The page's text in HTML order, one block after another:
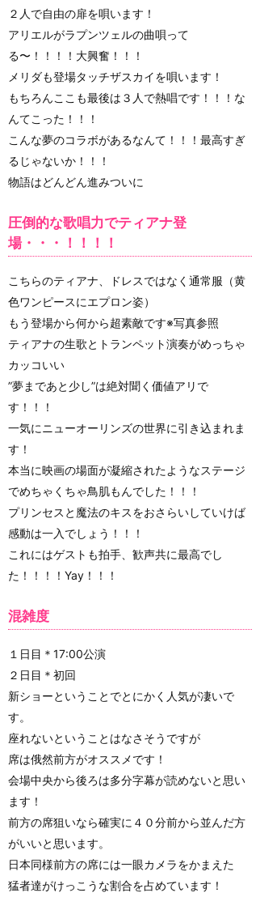
２人で自由の扉を唄います！
アリエルがラプンツェルの曲唄って
る〜！！！！大興奮！！！
メリダも登場タッチザスカイを唄います！
もちろんここも最後は３人で熱唱です！！！な
んてこった！！！
こんな夢のコラボがあるなんて！！！最高すぎ
るじゃないか！！！
物語はどんどん進みついに
圧倒的な歌唱力でティアナ登
場・・・！！！！
こちらのティアナ、ドレスではなく通常服（黄
色ワンピースにエプロン姿）
もう登場から何から超素敵です※写真参照
ティアナの生歌とトランペット演奏がめっちゃ
カッコいい
”夢まであと少し”は絶対聞く価値アリで
す！！！
一気にニューオーリンズの世界に引き込まれま
す！
本当に映画の場面が凝縮されたようなステージ
でめちゃくちゃ鳥肌もんでした！！！
プリンセスと魔法のキスをおさらいしていけば
感動は一入でしょう！！！
これにはゲストも拍手、歓声共に最高でし
た！！！！Yay！！！
混雑度
１日目＊17:00公演
２日目＊初回
新ショーということでとにかく人気が凄いで
す。
座れないということはなさそうですが
席は俄然前方がオススメです！
会場中央から後ろは多分字幕が読めないと思い
ます！
前方の席狙いなら確実に４０分前から並んだ方
がいいと思います。
日本同様前方の席には一眼カメラをかまえた
猛者達がけっこうな割合を占めています！